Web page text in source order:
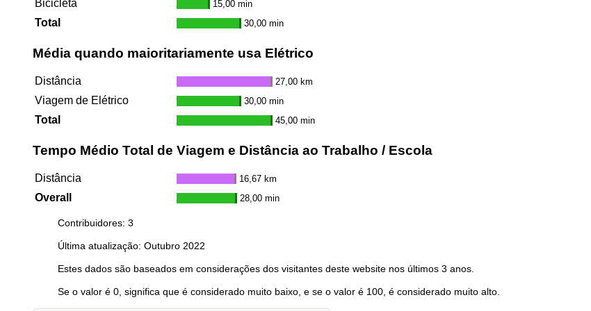
Bicicleta 15,00 min
Total 30,00 min
Média quando maioritariamente usa Elétrico
Distância 27,00 km
Viagem de Elétrico 30,00 min
Total 45,00 min
Tempo Médio Total de Viagem e Distância ao Trabalho / Escola
Distância 16,67 km
Overall 28,00 min
Contribuidores: 3
Última atualização: Outubro 2022
Estes dados são baseados em considerações dos visitantes deste website nos últimos 3 anos.
Se o valor é 0, significa que é considerado muito baixo, e se o valor é 100, é considerado muito alto.